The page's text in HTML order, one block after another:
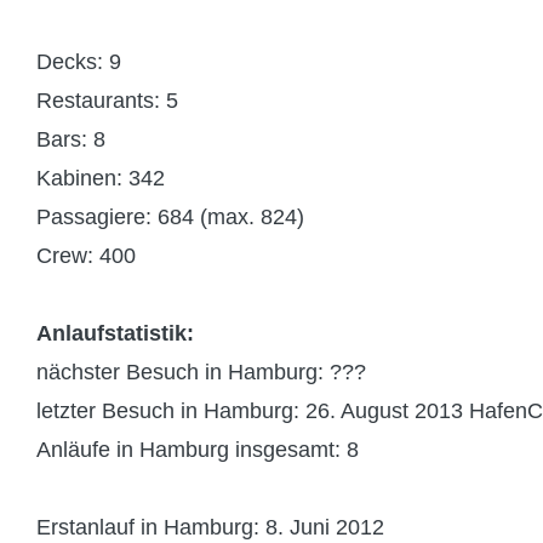
Decks: 9
Restaurants: 5
Bars: 8
Kabinen: 342
Passagiere: 684 (max. 824)
Crew: 400
Anlaufstatistik:
nächster Besuch in Hamburg: ???
letzter Besuch in Hamburg: 26. August 2013
Anläufe in Hamburg insgesamt: 8
Erstanlauf in Hamburg: 8. Juni 2012